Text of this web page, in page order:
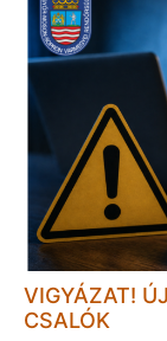
VIGYÁZAT!
CSALÓK